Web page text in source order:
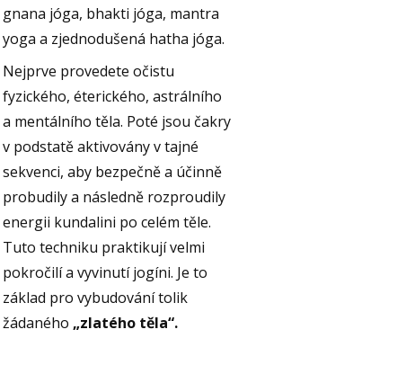
gnana jóga, bhakti jóga, mantra
yoga a zjednodušená hatha jóga.
Nejprve provedete očistu
fyzického, éterického, astrálního
a mentálního těla. Poté jsou čakry
v podstatě aktivovány v tajné
sekvenci, aby bezpečně a účinně
probudily a následně rozproudily
energii kundalini po celém těle.
Tuto techniku praktikují velmi
pokročilí a vyvinutí jogíni. Je to
základ pro vybudování tolik
žádaného„zlatého těla“.